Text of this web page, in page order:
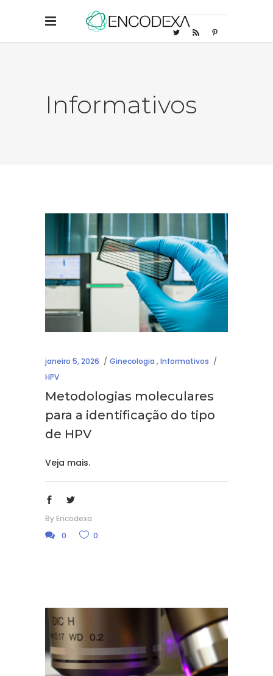
Informativos
janeiro 5, 2026 Ginecologia ,Informativos
HPV
Metodologias moleculares
para a identificação do tipo
de HPV
Veja mais.
By Encodexa
0
0